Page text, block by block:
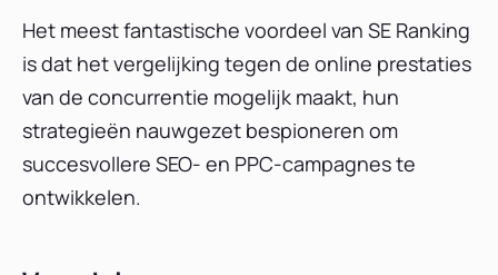
Het meest fantastische voordeel van SE Ranking
is dat het vergelijking tegen de online prestaties
van de concurrentie mogelijk maakt, hun
strategieën nauwgezet bespioneren om
succesvollere SEO- en PPC-campagnes te
ontwikkelen.